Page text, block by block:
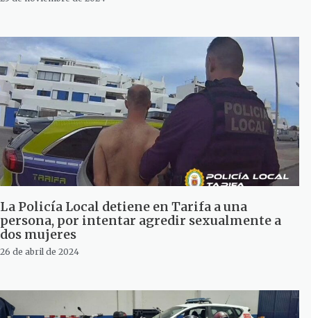
La Policía Local detiene en Tarifa a una
persona, por intentar agredir sexualmente a
dos mujeres
26 de abril de 2024